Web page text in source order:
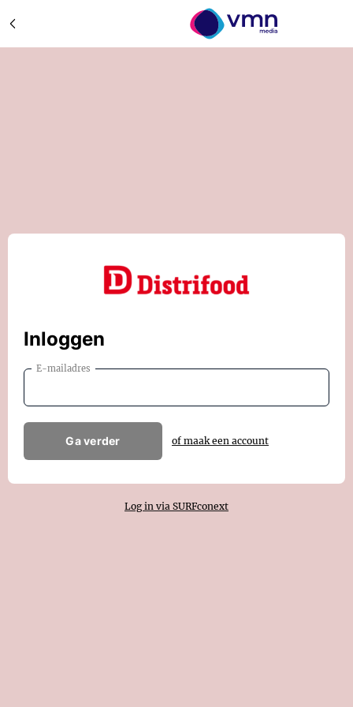
Inloggen
E-mailadres
Ga verder of maak een account
Log in via SURFconext